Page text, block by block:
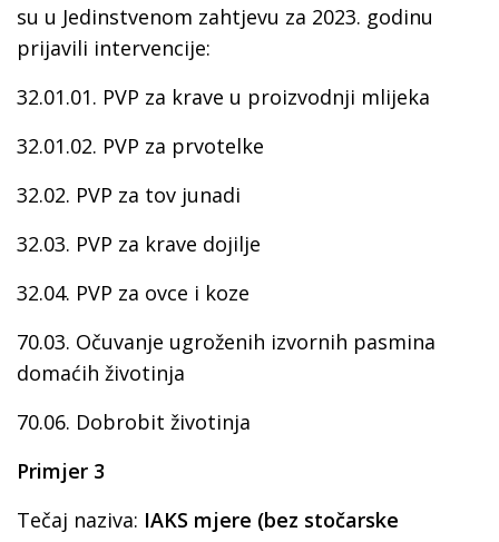
su u Jedinstvenom zahtjevu za 2023. godinu
prijavili intervencije:
32.01.01. PVP za krave u proizvodnji mlijeka
32.01.02. PVP za prvotelke
32.02. PVP za tov junadi
32.03. PVP za krave dojilje
32.04. PVP za ovce i koze
70.03. Očuvanje ugroženih izvornih pasmina
domaćih životinja
70.06. Dobrobit životinja
Primjer 3
Tečaj naziva: IAKS mjere (bez stočarske